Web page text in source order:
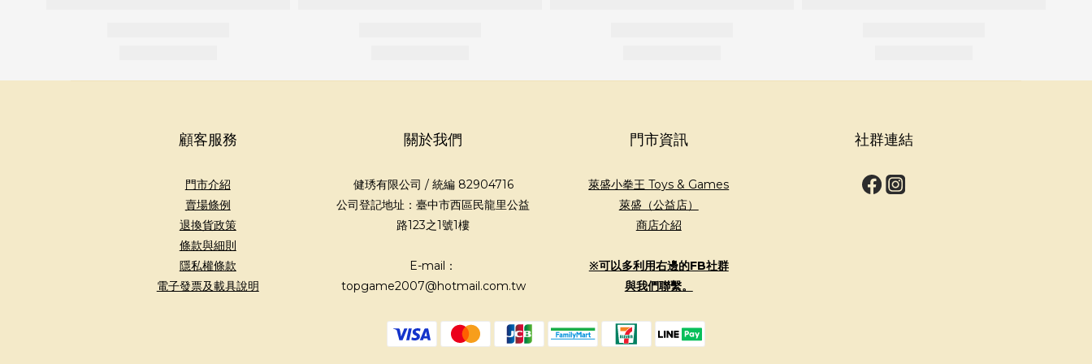
顧客服務
門市介紹
賣場條例
退換貨政策
條款與細則
隱私權條款
電子發票及載具說明
關於我們
健琇有限公司 / 統編 82904716
公司登記地址：臺中市西區民龍里公益
路123之1號1樓
E-mail：
topgame2007@hotmail.com.tw
門市資訊
萊盛小拳王 Toys & Games
萊盛（公益店）
商店介紹
※可以多利用右邊的FB社群
與我們聯繫。
社群連結